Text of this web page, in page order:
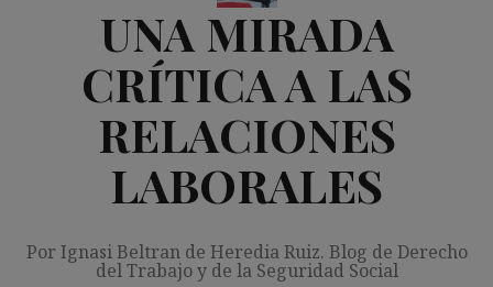
UNA MIRADA
CRÍTICA A LAS
RELACIONES
LABORALES
Por Ignasi Beltran de Heredia Ruiz. Blog de Derecho
del Trabajo y de la Seguridad Social